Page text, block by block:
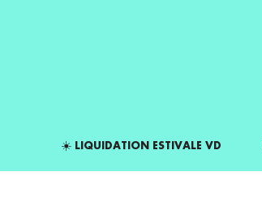
☀️ LIQUIDATION ESTIVALE VD